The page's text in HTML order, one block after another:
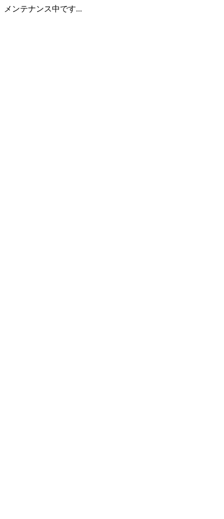
メンテナンス中です...